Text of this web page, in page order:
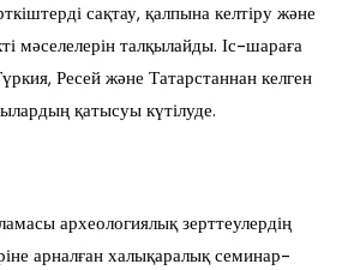
сақтау, қалпына келтіру және
мәселелерін талқылайды. Іс-шараға
Ресей және Татарстаннан келген
қатысуы күтілуде.
археологиялық зерттеулердің
арналған халықаралық семинар-